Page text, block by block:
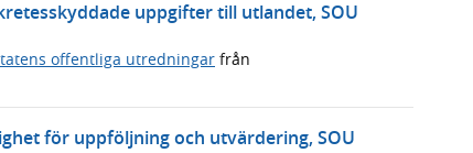
uppgifter till utlandet, SOU
offentliga utredningar från
för uppföljning och utvärdering, SOU